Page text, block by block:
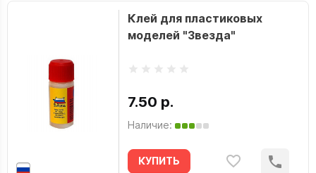
Клей для пластиковых
моделей "Звезда"
7.50 р.
Наличие:
КУПИТЬ